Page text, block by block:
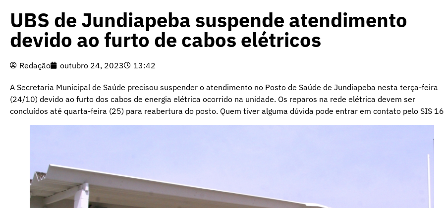
UBS de Jundiapeba suspende atendimento
devido ao furto de cabos elétricos
Redação outubro 24, 2023 13:42
A Secretaria Municipal de Saúde precisou suspender o atendimento no Posto de Saúde de Jundiapeba nesta terça-feira
(24/10) devido ao furto dos cabos de energia elétrica ocorrido na unidade. Os reparos na rede elétrica devem ser
concluídos até quarta-feira (25) para reabertura do posto. Quem tiver alguma dúvida pode entrar em contato pelo SIS